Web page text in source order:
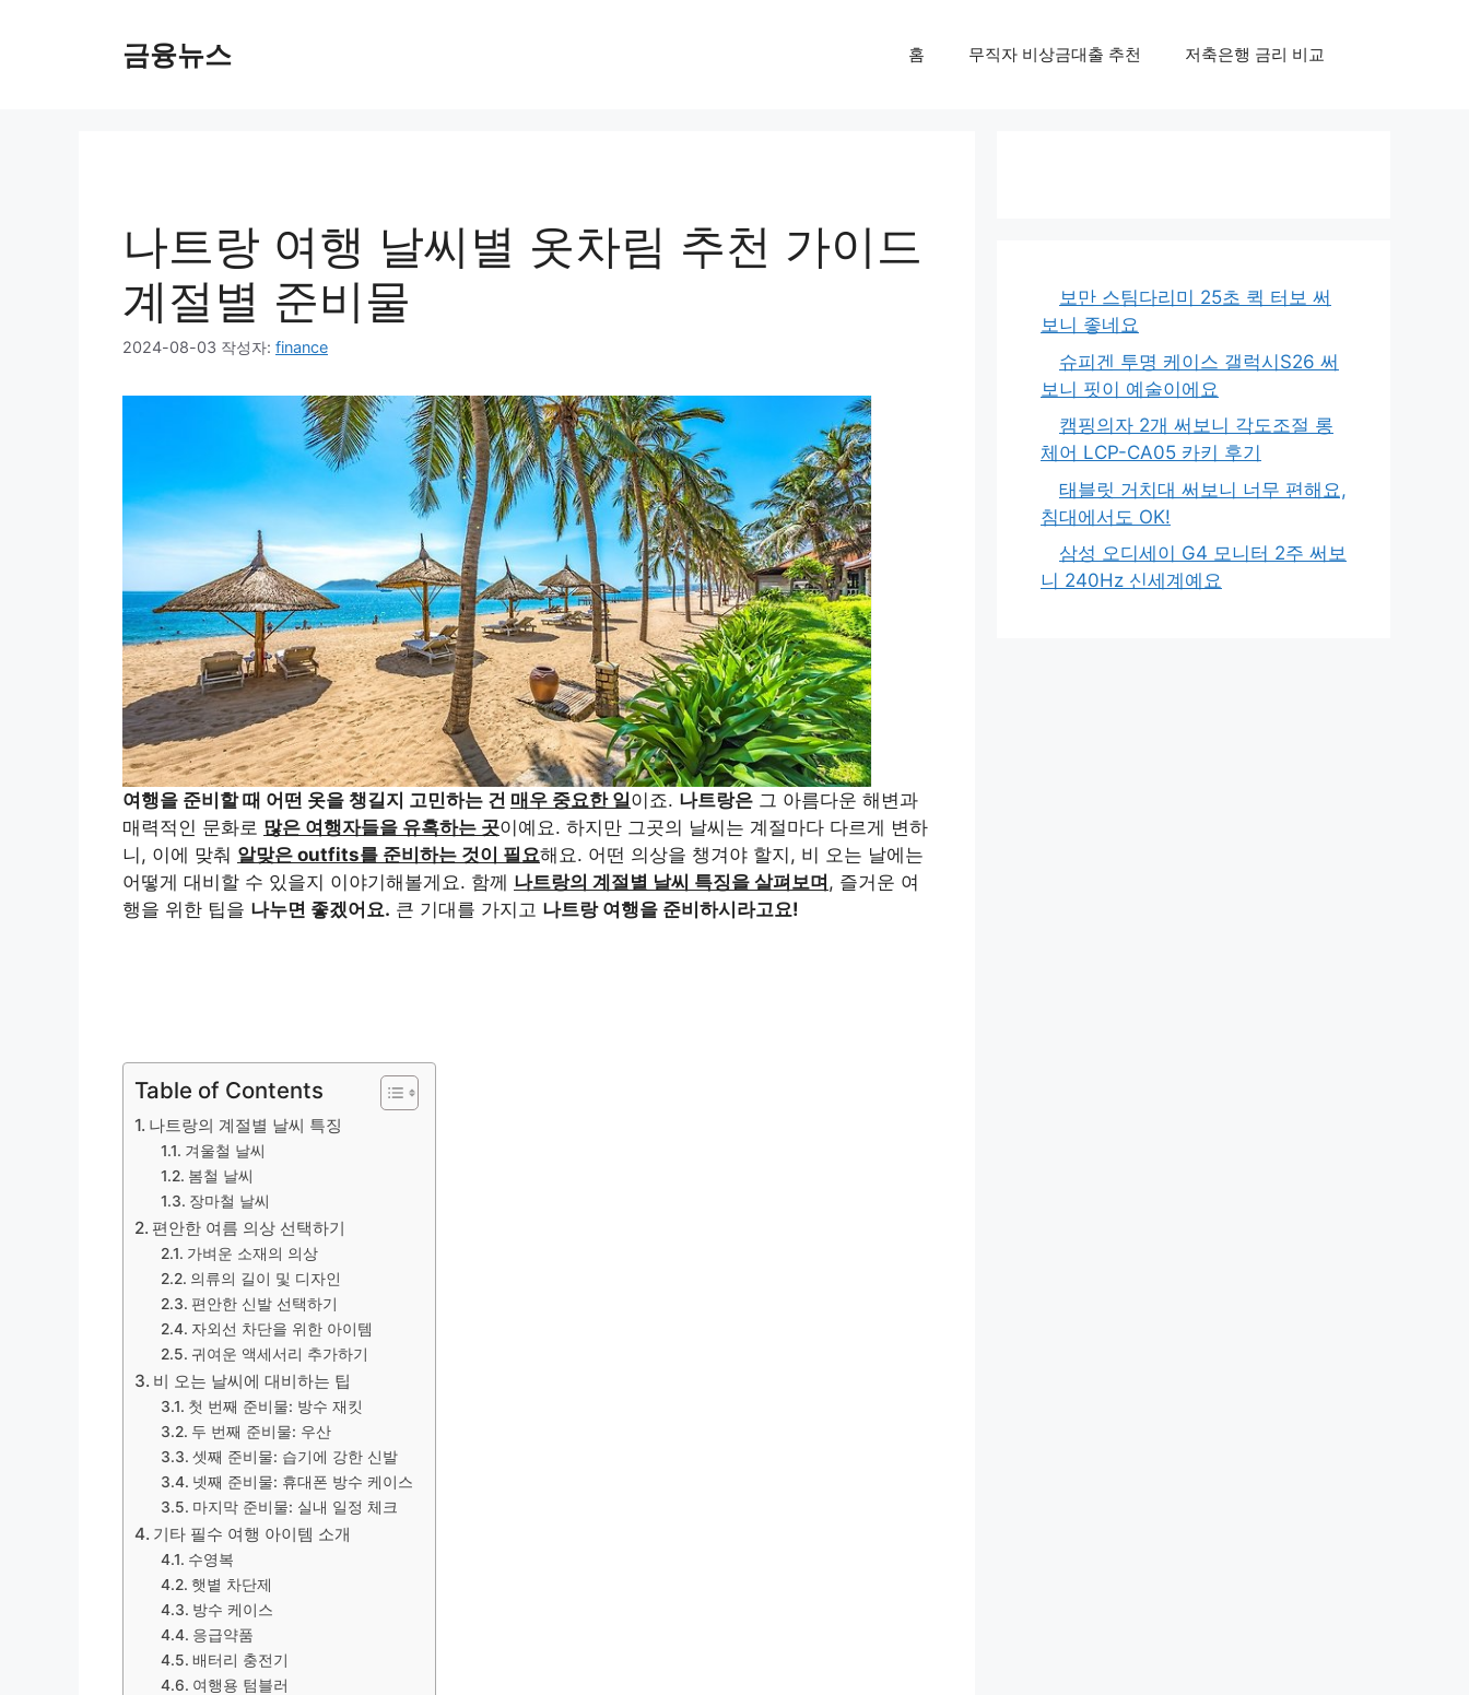
금융뉴스 홈 무직자 비상금대출 추천 저축은행 금리 비교
나트랑 여행 날씨별 옷차림 추천 가이드
계절별 준비물
2024-08-03 작성자: finance
여행을 준비할 때 어떤 옷을 챙길지 고민하는 건 매우 중요한 일이죠. 나트랑은 그 아름다운 해변과
매력적인 문화로 많은 여행자들을 유혹하는 곳이예요. 하지만 그곳의 날씨는 계절마다 다르게 변하
니, 이에 맞춰 알맞은 outfits를 준비하는 것이 필요해요. 어떤 의상을 챙겨야 할지, 비 오는 날에는
어떻게 대비할 수 있을지 이야기해볼게요. 함께 나트랑의 계절별 날씨 특징을 살펴보며 , 즐거운 여
행을 위한 팁을 나누면 좋겠어요. 큰 기대를 가지고 나트랑 여행을 준비하시라고요!
Table of Contents
나트랑의 계절별 날씨 특징
겨울철 날씨
봄철 날씨
장마철 날씨
편안한 여름 의상 선택하기
가벼운 소재의 의상
의류의 길이 및 디자인
편안한 신발 선택하기
자외선 차단을 위한 아이템
귀여운 액세서리 추가하기
비 오는 날씨에 대비하는 팁
첫 번째 준비물: 방수 재킷
두 번째 준비물: 우산
셋째 준비물: 습기에 강한 신발
넷째 준비물: 휴대폰 방수 케이스
마지막 준비물: 실내 일정 체크
기타 필수 여행 아이템 소개
수영복
햇볕 차단제
방수 케이스
응급약품
배터리 충전기
여행용 텀블러
보만 스팀다리미 25초 퀵 터보 써
보니 좋네요
슈피겐 투명 케이스 갤럭시S26 써
보니 핏이 예술이에요
캠핑의자 2개 써보니 각도조절 롱
체어 LCP-CA05 카키 후기
태블릿 거치대 써보니 너무 편해요,
침대에서도 OK!
삼성 오디세이 G4 모니터 2주 써보
니 240Hz 신세계예요